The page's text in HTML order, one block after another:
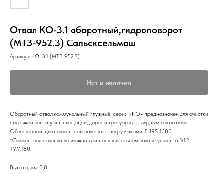
Отвал КО-3.1 оборотный,гидроповорот
(МТЗ-952.3) Сальсксельмаш
Артикул: КО-3.1 (МТЗ 952.3)
Нет в наличии
Оборотный отвал коммунальный плужный, серии «КО» предназначен для очистки
проезжей части улиц, площадей, дорог и тротуаров с твёрдым покрытием.
Облегченный, для совместной навески с погрузчиками. TURS 1500
*Совместная навеска возможна при дополнительном заказе уп.места 1/12
ТУМ180.
Высота, мм: 0,8